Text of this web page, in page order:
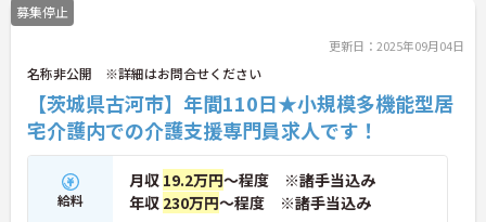
募集停止
更新日：2025年09月04日
名称非公開 ※詳細はお問合せください
【茨城県古河市】年間110日★小規模多機能型居
宅介護内での介護支援専門員求人です！
給料
月収 19.2万円～程度 ※諸手当込み
年収 230万円～程度 ※諸手当込み